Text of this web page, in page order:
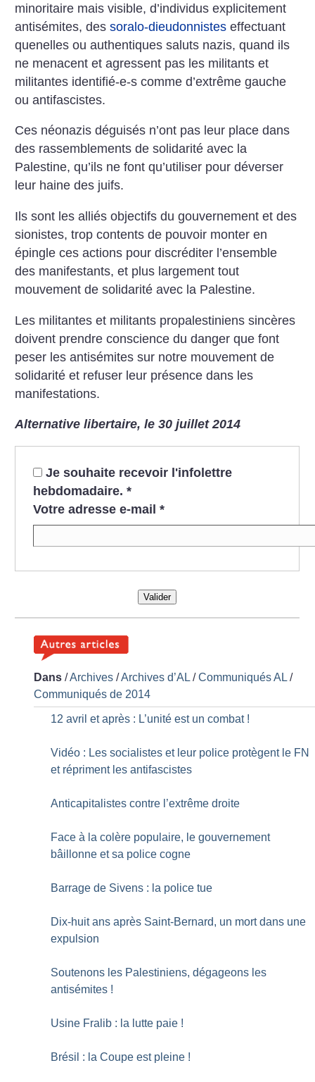
minoritaire mais visible, d’individus explicitement
antisémites, dessoralo-dieudonnistes effectuant
quenelles ou authentiques saluts nazis, quand ils
ne menacent et agressent pas les militants et
militantes identifié-e-s comme d’extrême gauche
ou antifascistes.
Ces néonazis déguisés n’ont pas leur place dans
des rassemblements de solidarité avec la
Palestine, qu’ils ne font qu’utiliser pour déverser
leur haine des juifs.
Ils sont les alliés objectifs du gouvernement et des
sionistes, trop contents de pouvoir monter en
épingle ces actions pour discréditer l’ensemble
des manifestants, et plus largement tout
mouvement de solidarité avec la Palestine.
Les militantes et militants propalestiniens sincères
doivent prendre conscience du danger que font
peser les antisémites sur notre mouvement de
solidarité et refuser leur présence dans les
manifestations.
Alternative libertaire, le 30 juillet 2014
Je souhaite recevoir l'infolettre
hebdomadaire. *
Votre adresse e-mail *
Valider
Dans /Archives /Archives d’AL /Communiqués AL /
Communiqués de 2014
12 avril et après : L’unité est un combat !
Vidéo : Les socialistes et leur police protègent le FN
et répriment les antifascistes
Anticapitalistes contre l’extrême droite
Face à la colère populaire, le gouvernement
bâillonne et sa police cogne
Barrage de Sivens : la police tue
Dix-huit ans après Saint-Bernard, un mort dans une
expulsion
Soutenons les Palestiniens, dégageons les
antisémites !
Usine Fralib : la lutte paie !
Brésil : la Coupe est pleine !